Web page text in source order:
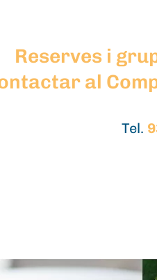
Reserves i
al
Tel.